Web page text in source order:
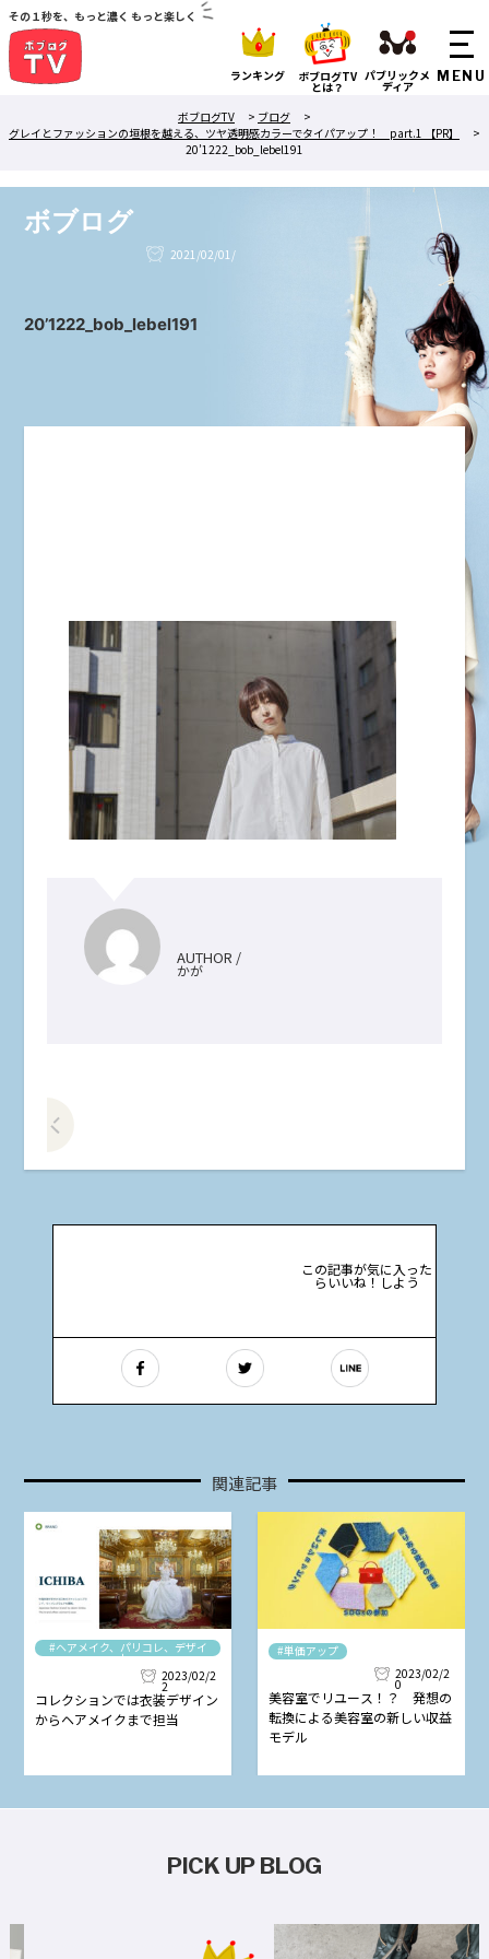
その１秒を、もっと濃く もっと楽しく
ランキング ボブログTV
とは？
パブリックメ
ディア
ボブログTV
> ブログ
>
グレイとファッションの垣根を越える、ツヤ透明感カラーでタイパアップ！ part.1 【PR】
>
20’1222_bob_lebel191
ボブログ
2021/02/01/
20’1222_bob_lebel191
AUTHOR /
かが
この記事が気に入った
らいいね！しよう
関連記事
#ヘアメイク、パリコレ、デザイ
ナー
2023/02/2
2
コレクションでは衣装デザイン
からヘアメイクまで担当
#単価アップ
2023/02/2
0
美容室でリユース！？ 発想の
転換による美容室の新しい収益
モデル
PICK UP BLOG